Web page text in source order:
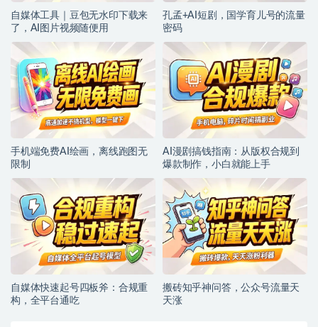
自媒体工具｜豆包无水印下载来
了，AI图片视频随便用
孔孟+AI短剧，国学育儿号的流量
密码
手机端免费AI绘画，离线跑图无
限制
AI漫剧搞钱指南：从版权合规到
爆款制作，小白就能上手
自媒体快速起号四板斧：合规重
构，全平台通吃
搬砖知乎神问答，公众号流量天
天涨